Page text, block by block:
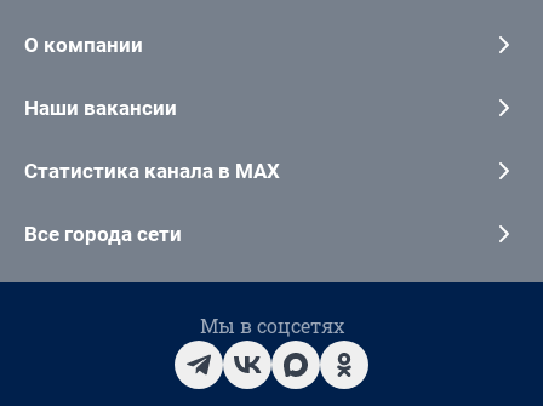
О компании
Наши вакансии
Статистика канала в MAX
Все города сети
Мы в соцсетях